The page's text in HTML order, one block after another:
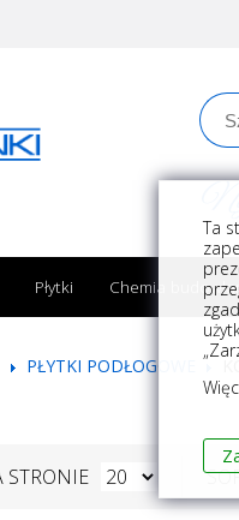
Płytki Chemia
PŁYTKI PODŁOGOWE
STRONIE
Ta